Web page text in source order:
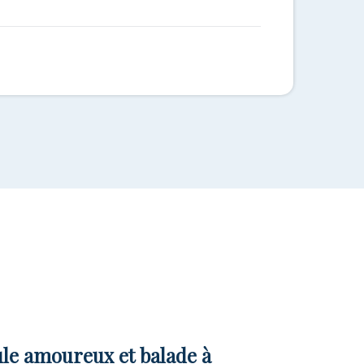
amoureux et balade à